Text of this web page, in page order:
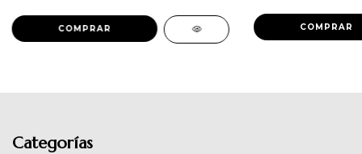
COMPRAR
Categorías